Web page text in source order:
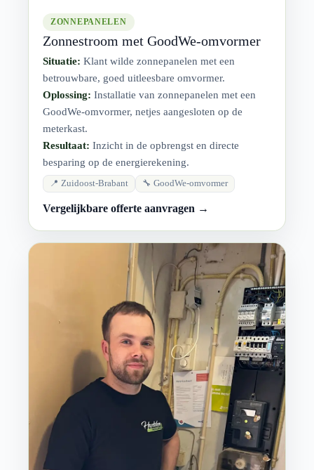
ZONNEPANELEN
Zonnestroom met GoodWe-omvormer
Situatie: Klant wilde zonnepanelen met een
betrouwbare, goed uitleesbare omvormer.
Oplossing: Installatie van zonnepanelen met een
GoodWe-omvormer, netjes aangesloten op de
meterkast.
Resultaat: Inzicht in de opbrengst en directe
besparing op de energierekening.
📍 Zuidoost-Brabant 🔧 GoodWe-omvormer
Vergelijkbare offerte aanvragen →